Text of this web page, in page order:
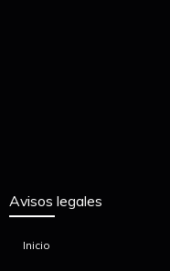
Avisos legales
Inicio